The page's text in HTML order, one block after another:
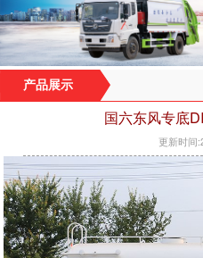
产品展示
国六东风专底
更新时间